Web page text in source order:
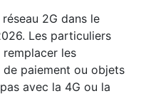
2G dans le
Les particuliers
les
de paiement ou objets
avec la 4G ou la